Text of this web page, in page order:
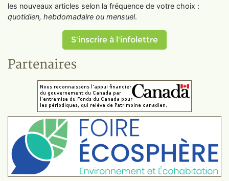
les nouveaux articles selon la fréquence de votre choix :
quotidien, hebdomadaire ou mensuel.
S'inscrire à l'infolettre
Partenaires